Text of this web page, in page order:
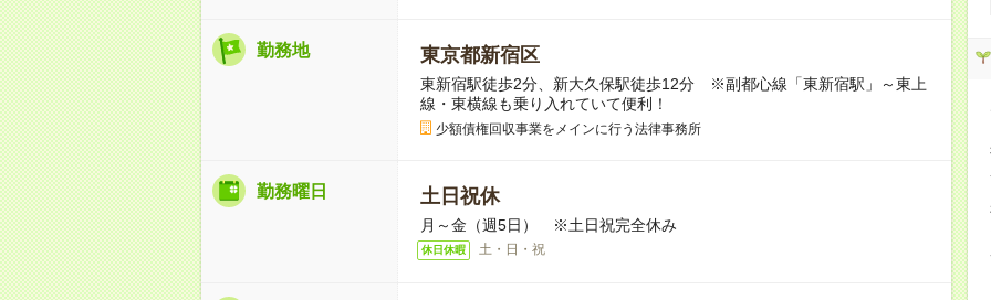
勤務地 東京都新宿区
東新宿駅徒歩2分、新大久保駅徒歩12分 ※副都心線「東新宿駅」～東上
線・東横線も乗り入れていて便利！
少額債権回収事業をメインに行う法律事務所
勤務曜日 土日祝休
月～金（週5日） ※土日祝完全休み
休日休暇 土・日・祝